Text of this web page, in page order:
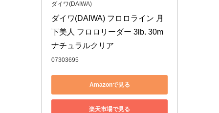
ダイワ(DAIWA)
ダイワ(DAIWA) フロロライン 月
下美人 フロロリーダー 3lb. 30m
ナチュラルクリア
07303695
Amazonで見る
楽天市場で見る